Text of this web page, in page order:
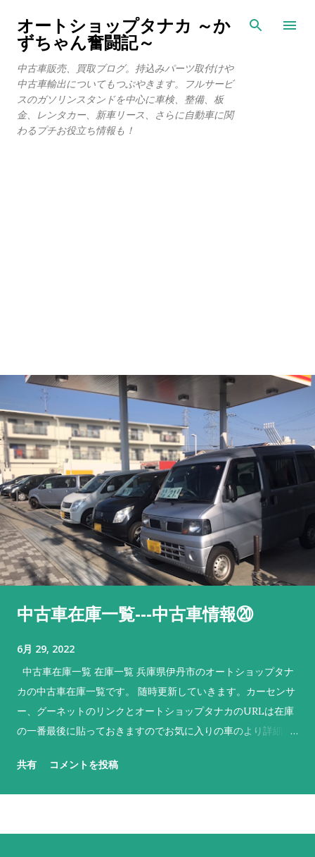
スキップしてメイン コンテンツに移動
オートショップタナカ ～か
ずちゃん奮闘記～
中古車販売、買取ブログ。持込みパーツ取付けや
中古車輸出についてもつぶやきます。フルサービ
スのガソリンスタンドを中心に車検、整備、板
金、レンタカー、新車リース、さらに自動車に関
わるプチお役立ち情報も！
中古車在庫一覧---中古車情報⑳
6月 29, 2022
中古車在庫一覧 在庫一覧 兵庫県伊丹市のオートショップタナ
カの中古車在庫一覧です。 随時更新していきます。カーセンサ
ー、グーネットのリンクとオートショップタナカのURLは在庫
の一番最後に貼っておきますのでお気に入りの車のより詳細情
色 特徴 1 デイズ ニッサン 黒 H28、５万キロ！ 2 ekワゴン
共有 コメントを投稿